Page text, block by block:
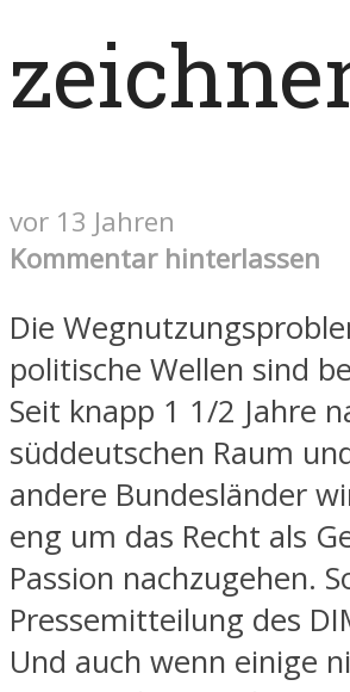
vor 13 Jahren
Kommentar hinterlassen
Die
politische Wellen sind
Seit knapp 1 1/2 Jahre
süddeutschen Raum
andere Bundesländer
eng um das Recht als
Passion nachzugehen.
Pressemitteilung des
Und auch wenn einige